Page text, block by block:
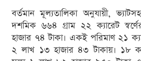
বর্তমান মূল্যতালিকা অনুযায়ী,
দশমিক ৬৬৪ গ্রাম ২২ ক্যারেট
হাজার ৭৪ টাকা। একই পরিমাণ ২১
২ লাখ ১৩ হাজার ৪৩ টাকায়। ১৮